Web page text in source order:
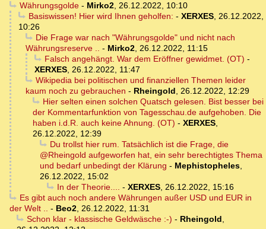
Währungsgolde- Mirko2, 26.12.2022, 10:10
Basiswissen! Hier wird Ihnen geholfen: - XERXES, 26.12.2022,
10:26
Die Frage war nach "Währungsgolde" und nicht nach
Währungsreserve .. - Mirko2, 26.12.2022, 11:15
Falsch angehängt. War dem Eröffner gewidmet. (OT) -
XERXES, 26.12.2022, 11:47
Wikipedia bei politischen und finanziellen Themen leider
kaum noch zu gebrauchen - Rheingold, 26.12.2022, 12:29
Hier selten einen solchen Quatsch gelesen. Bist besser bei
der Kommentarfunktion von Tagesschau.de aufgehoben. Die
haben i.d.R. auch keine Ahnung. (OT) - XERXES,
26.12.2022, 12:39
Du trollst hier rum. Tatsächlich ist die Frage, die
@Rheingold aufgeworfen hat, ein sehr berechtigtes Thema
und bedarf unbedingt der Klärung - Mephistopheles,
26.12.2022, 15:02
In der Theorie.... - XERXES, 26.12.2022, 15:16
Es gibt auch noch andere Währungen außer USD und EUR in
der Welt .. - Beo2, 26.12.2022, 11:31
Schon klar - klassische Geldwäsche :-) - Rheingold,